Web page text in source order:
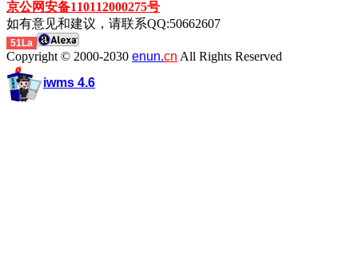
京公网安备110112000275号
如有意见和建议，请联系QQ:50662607
51La
Copyright © 2000-2030 enun.cn All Rights Reserved
iwms 4.6